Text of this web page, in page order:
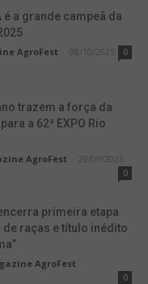
é a grande campeã da
AgroFest 08/10/2025 0
trazem a força da
a 62ª EXPO Rio
AgroFest 29/09/2025
0
primeira etapa
raças e título inédito
AgroFest
0